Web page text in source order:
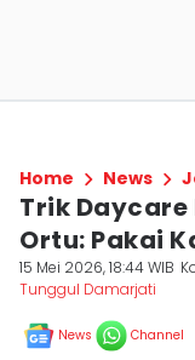
Home News
Trik
Ortu: Pakai
15 Mei 2026, 18:44 WIB
Tunggul Damarjati
News Channel